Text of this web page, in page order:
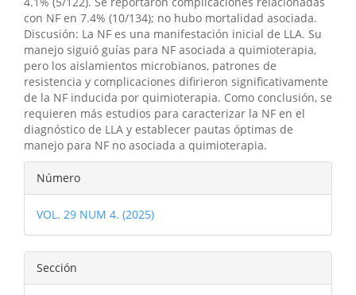
con NF en 7.4% (10/134); no hubo mortalidad asociada.
Discusión: La NF es una manifestación inicial de LLA. Su
manejo siguió guías para NF asociada a quimioterapia,
pero los aislamientos microbianos, patrones de
resistencia y complicaciones difirieron significativamente
de la NF inducida por quimioterapia. Como conclusión, se
requieren más estudios para caracterizar la NF en el
diagnóstico de LLA y establecer pautas óptimas de
manejo para NF no asociada a quimioterapia.
Detalles
del
artículo
Número
VOL. 29 NUM 4. (2025)
Sección